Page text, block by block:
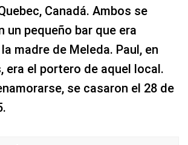
Canadá. Ambos se
un pequeño bar que era
madre de Meleda. Paul, en
era el portero de aquel local.
se casaron el 28 de